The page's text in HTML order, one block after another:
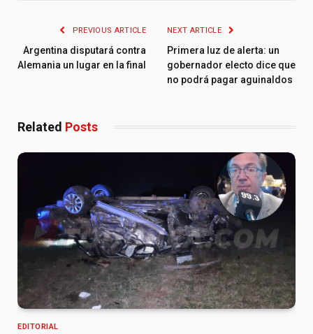
PREVIOUS ARTICLE
Argentina disputará contra
Alemania un lugar en la final
NEXT ARTICLE
Primera luz de alerta: un
gobernador electo dice que
no podrá pagar aguinaldos
Related Posts
EDITORIAL